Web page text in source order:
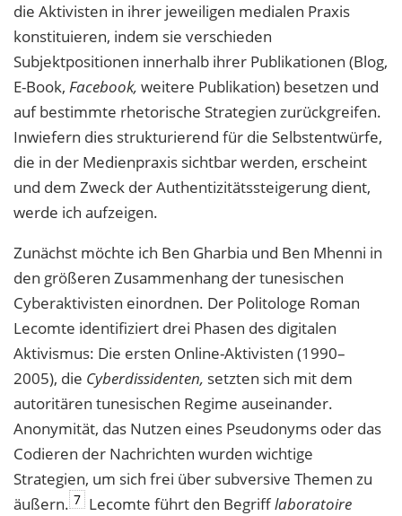
die Aktivisten in ihrer jeweiligen medialen Praxis
konstituieren, indem sie verschieden
Subjektpositionen innerhalb ihrer Publikationen (Blog,
E-Book, Facebook, weitere Publikation) besetzen und
auf bestimmte rhetorische Strategien zurückgreifen.
Inwiefern dies strukturierend für die Selbstentwürfe,
die in der Medienpraxis sichtbar werden, erscheint
und dem Zweck der Authentizitätssteigerung dient,
werde ich aufzeigen.
Zunächst möchte ich Ben Gharbia und Ben Mhenni in
den größeren Zusammenhang der tunesischen
Cyberaktivisten einordnen. Der Politologe Roman
Lecomte identifiziert drei Phasen des digitalen
Aktivismus: Die ersten Online-Aktivisten (1990–
2005), die Cyberdissidenten, setzten sich mit dem
autoritären tunesischen Regime auseinander.
Anonymität, das Nutzen eines Pseudonyms oder das
Codieren der Nachrichten wurden wichtige
Strategien, um sich frei über subversive Themen zu
äußern. 7 Lecomte führt den Begrifflaboratoire